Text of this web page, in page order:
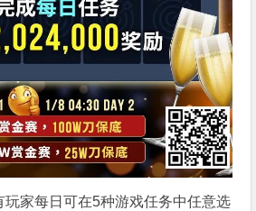
玩家每日可在5种游戏任务中任意选